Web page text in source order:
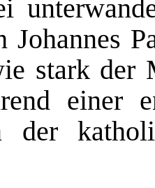
Johannes
stark der
einer
der